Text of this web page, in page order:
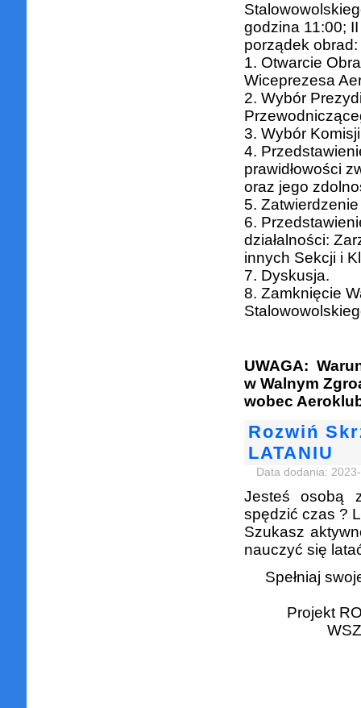
godzina 11:00;
porządek obrad:
1. Otwarcie
Wiceprezesa
2. Wybór
3. Wybór
4.
prawidłowości
oraz jego
5.
6.
działalności:
innych Sekcji i
7. Dyskusja.
8. Zamknięcie
UWAGA:
w Walnym
wobec
Rozwiń
LATANIU
Data dodania:
Jesteś osobą
spędzić czas ?
Szukasz
nauczyć się
Spełniaj
Projekt